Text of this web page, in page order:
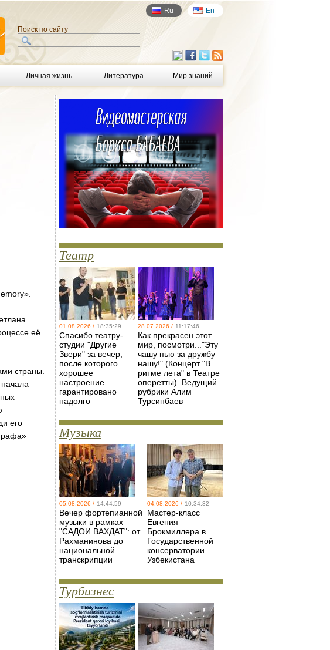
Ru En
Поиск по сайту
Личная жизнь Литература Мир знаний
её
страны.
его
Театр
01.08.2026 / 18:35:29
Спасибо театру-
студии "Другие
Звери" за вечер,
после которого
хорошее
настроение
гарантировано
надолго
28.07.2026 / 11:17:46
Как прекрасен этот
мир, посмотри..."Эту
чашу пью за дружбу
нашу!" (Концерт "В
ритме лета" в Театре
оперетты). Ведущий
рубрики Алим
Турсинбаев
Музыка
05.08.2026 / 14:44:59
Вечер фортепианной
музыки в рамках
"САДОИ ВАХДАТ": от
Рахманинова до
национальной
транскрипции
04.08.2026 / 10:34:32
Мастер-класс
Евгения
Брокмиллера в
Государственной
консерватории
Узбекистана
Турбизнес